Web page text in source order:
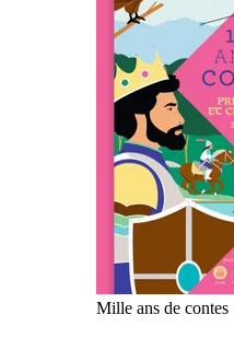
Mille ans de contes